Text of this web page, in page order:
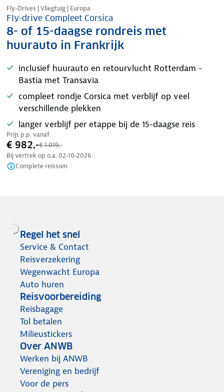
Fly-Drives | Vliegtuig | Europa
Fly-drive Compleet Corsica
8- of 15-daagse rondreis met
huurauto in Frankrijk
inclusief huurauto en retourvlucht Rotterdam -
Bastia met Transavia
compleet rondje Corsica met verblijf op veel
verschillende plekken
langer verblijf per etappe bij de 15-daagse reis
Prijs p.p. vanaf
€ 982,-€ 1.019,-
Bij vertrek op o.a. 02-10-2026
Complete reissom
Regel het snel
Service & Contact
Reisverzekering
Wegenwacht Europa
Auto huren
Reisvoorbereiding
Reisbagage
Tol betalen
Milieustickers
Over ANWB
Werken bij ANWB
Vereniging en bedrijf
Voor de pers